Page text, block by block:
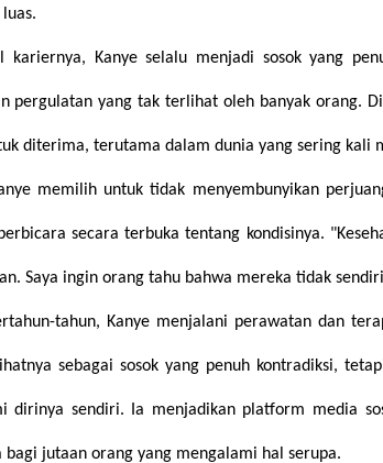
kariernya, Kanye selalu menjadi sosok yang
pergulatan yang tak terlihat oleh banyak orang.
diterima, terutama dalam dunia yang sering kali
memilih untuk tidak menyembunyikan
secara terbuka tentang kondisinya.
Saya ingin orang tahu bahwa mereka tidak
tahun, Kanye menjalani perawatan dan
sebagai sosok yang penuh kontradiksi,
dirinya sendiri. Ia menjadikan platform media
bagi jutaan orang yang mengalami hal serupa.